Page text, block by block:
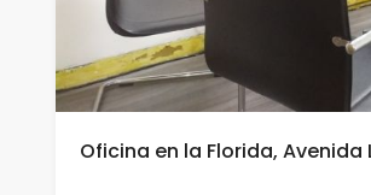
Oficina en la Florida,